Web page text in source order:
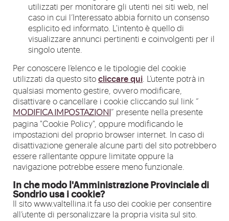
utilizzati per monitorare gli utenti nei siti web, nel
caso in cui l’Interessato abbia fornito un consenso
esplicito ed informato. L'intento è quello di
visualizzare annunci pertinenti e coinvolgenti per il
singolo utente.
Per conoscere l’elenco e le tipologie del cookie
utilizzati da questo sitocliccare qui . L’utente potrà in
qualsiasi momento gestire, ovvero modificare,
disattivare o cancellare i cookie cliccando sul link “
MODIFICA IMPOSTAZIONI ” presente nella presente
pagina "Cookie Policy", oppure modificando le
impostazioni del proprio browser internet. In caso di
disattivazione generale alcune parti del sito potrebbero
essere rallentante oppure limitate oppure la
navigazione potrebbe essere meno funzionale.
In che modo l'Amministrazione Provinciale di
Sondrio usa i cookie?
Il sito www.valtellina.it fa uso dei cookie per consentire
all’utente di personalizzare la propria visita sul sito.